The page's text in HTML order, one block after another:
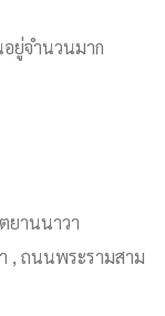
ยู่จำนวนมาก
ยานนาวา
, ถนนพระรามสาม